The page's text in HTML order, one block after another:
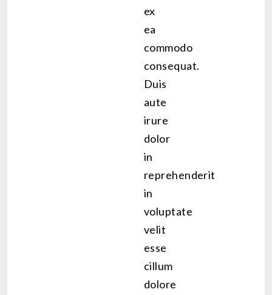
ex
ea
commodo
consequat.
Duis
aute
irure
dolor
in
reprehenderit
in
voluptate
velit
esse
cillum
dolore